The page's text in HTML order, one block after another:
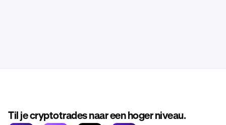
Til je cryptotrades naar een hoger niveau.